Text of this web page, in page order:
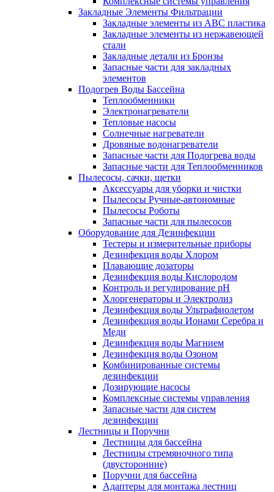
Закладные Элементы Фильтрации
Закладные элементы из ABC пластика
Закладные элементы из нержавеющей
стали
Закладные детали из Бронзы
Запасные части для закладных
элементов
Подогрев Воды Бассейна
Теплообменники
Электронагреватели
Тепловые насосы
Солнечные нагреватели
Дровяные водонагреватели
Запасные части для Подогрева воды
Запасные части для Теплообменников
Пылесосы, сачки, щетки
Аксессуары для уборки и чистки
Пылесосы Ручные-автономные
Пылесосы Роботы
Запасные части для пылесосов
Оборудование для Дезинфекции
Тестеры и измерительные приборы
Дезинфекция воды Хлором
Плавающие дозаторы
Дезинфекция воды Кислородом
Контроль и регулирование рН
Хлоргенераторы и Электролиз
Дезинфекция воды Ультрафиолетом
Дезинфекция воды Ионами Серебра и
Меди
Дезинфекция воды Магнием
Дезинфекция воды Озоном
Комбинированные системы
дезинфекции
Дозирующие насосы
Комплексные системы управления
Запасные части для систем
дезинфекции
Лестницы и Поручни
Лестницы для бассейна
Лестницы стремяночного типа
(двусторонние)
Поручни для бассейна
Адаптеры для монтажа лестниц